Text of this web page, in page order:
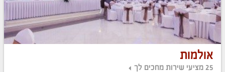
אולמות
25 מציעי שירות מחכים לך